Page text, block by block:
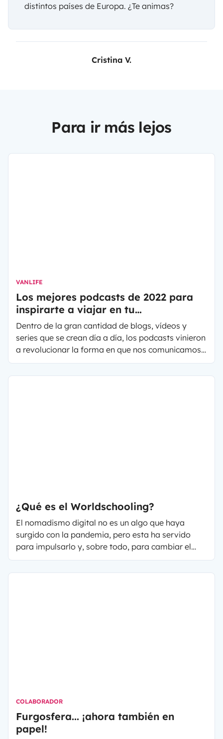
distintos países de Europa. ¿Te animas?
Cristina V.
Para ir más lejos
VANLIFE
Los mejores podcasts de 2022 para
inspirarte a viajar en tu
autocaravana o furgoneta camper
Dentro de la gran cantidad de blogs, vídeos y
series que se crean día a día, los podcasts vinieron
a revolucionar la forma en que nos comunicamos
y entretenemos. Existen asimismo una gran
¿Qué es el Worldschooling?
El nomadismo digital no es un algo que haya
surgido con la pandemia, pero esta ha servido
para impulsarlo y, sobre todo, para cambiar el
perfil del nómada digital. Cada vez hay más
COLABORADOR
Furgosfera... ¡ahora también en
papel!